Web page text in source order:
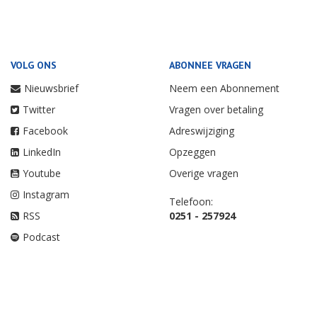
VOLG ONS
Nieuwsbrief
Twitter
Facebook
LinkedIn
Youtube
Instagram
RSS
Podcast
ABONNEE VRAGEN
Neem een Abonnement
Vragen over betaling
Adreswijziging
Opzeggen
Overige vragen
Telefoon:
0251 - 257924